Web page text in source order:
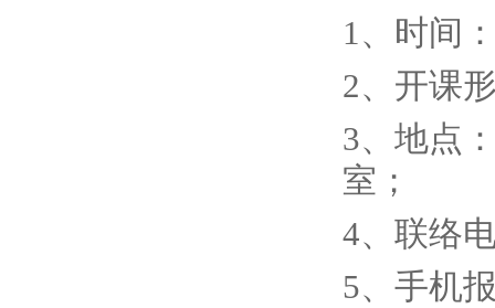
1、时间
2、开课
3、地点
室；
4、联络
5、手机